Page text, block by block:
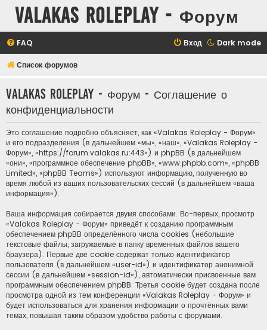
Valakas Roleplay - Форум
Dark mode
FAQ Вход
Список форумов
Valakas Roleplay - Форум - Соглашение о
конфиденциальности
Это соглашение подробно объясняет, как «Valakas Roleplay - Форум»
и его подразделения (в дальнейшем «мы», «наш», «Valakas Roleplay -
Форум», «https://forum.valakas.ru:443») и phpBB (в дальнейшем
«они», «программное обеспечение phpBB», «www.phpbb.com», «phpBB
Limited», «phpBB Teams») используют информацию, полученную во
время любой из ваших пользовательских сессий (в дальнейшем «ваша
информация»).
Ваша информация собирается двумя способами. Во-первых, просмотр
«Valakas Roleplay - Форум» приведёт к созданию программным
обеспечением phpBB определённого числа cookies (небольшие
текстовые файлы, загружаемые в папку временных файлов вашего
браузера). Первые две cookie содержат только идентификатор
пользователя (в дальнейшем «user-id») и идентификатор анонимной
сессии (в дальнейшем «session-id»), автоматически присвоенные вам
программным обеспечением phpBB. Третья cookie будет создана после
просмотра одной из тем конференции «Valakas Roleplay - Форум» и
будет использоваться для хранения информации о прочтённых вами
темах, повышая таким образом удобство работы с форумами.